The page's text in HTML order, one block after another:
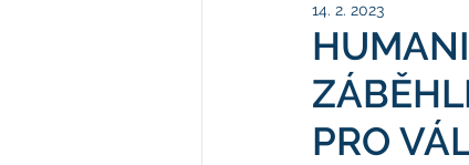
PRO
14. 2. 2023